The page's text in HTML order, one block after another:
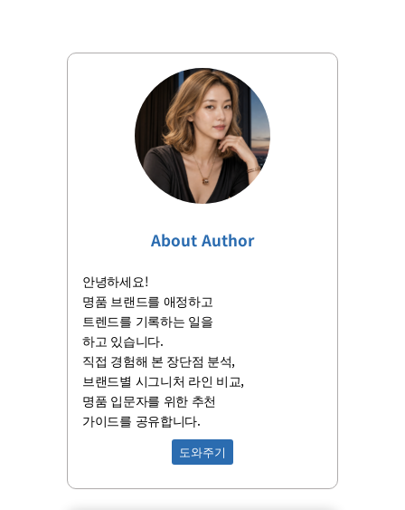
About Author
안녕하세요!
명품 브랜드를 애정하고
트렌드를 기록하는 일을
하고 있습니다.
직접 경험해 본 장단점 분석,
브랜드별 시그니처 라인 비교,
명품 입문자를 위한 추천
가이드를 공유합니다.
도와주기